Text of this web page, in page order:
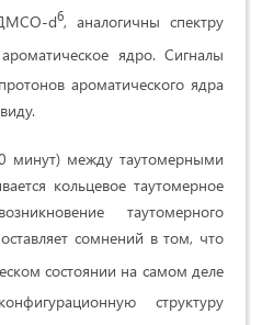
d6, аналогичны спектру
ядро. Сигналы
ароматического ядра
минут) между таутомерными
кольцевое таутомерное
таутомерного
сомнений в том, что
состоянии на самом деле
структуру